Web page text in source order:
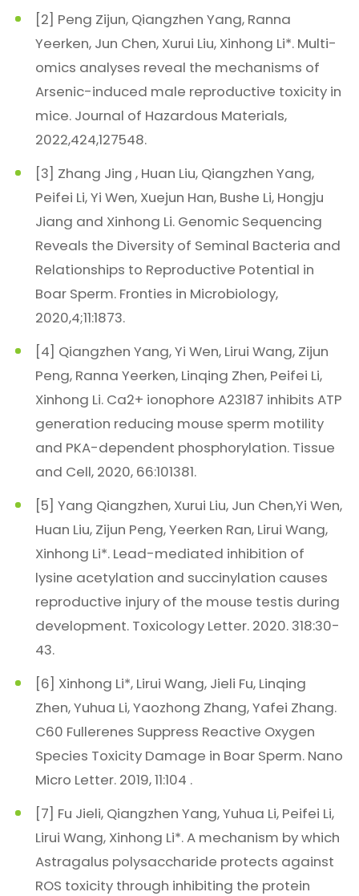
[2] Peng Zijun, Qiangzhen Yang, Ranna
Yeerken, Jun Chen, Xurui Liu, Xinhong Li*. Multi-
omics analyses reveal the mechanisms of
Arsenic-induced male reproductive toxicity in
mice. Journal of Hazardous Materials,
2022,424,127548.
[3] Zhang Jing , Huan Liu, Qiangzhen Yang,
Peifei Li, Yi Wen, Xuejun Han, Bushe Li, Hongju
Jiang and Xinhong Li. Genomic Sequencing
Reveals the Diversity of Seminal Bacteria and
Relationships to Reproductive Potential in
Boar Sperm. Fronties in Microbiology,
2020,4;11:1873.
[4] Qiangzhen Yang, Yi Wen, Lirui Wang, Zijun
Peng, Ranna Yeerken, Linqing Zhen, Peifei Li,
Xinhong Li. Ca2+ ionophore A23187 inhibits ATP
generation reducing mouse sperm motility
and PKA-dependent phosphorylation. Tissue
and Cell, 2020, 66:101381.
[5] Yang Qiangzhen, Xurui Liu, Jun Chen,Yi Wen,
Huan Liu, Zijun Peng, Yeerken Ran, Lirui Wang,
Xinhong Li*. Lead-mediated inhibition of
lysine acetylation and succinylation causes
reproductive injury of the mouse testis during
development. Toxicology Letter. 2020. 318:30-
43.
[6] Xinhong Li*, Lirui Wang, Jieli Fu, Linqing
Zhen, Yuhua Li, Yaozhong Zhang, Yafei Zhang.
C60 Fullerenes Suppress Reactive Oxygen
Species Toxicity Damage in Boar Sperm. Nano
Micro Letter. 2019, 11:104 .
[7] Fu Jieli, Qiangzhen Yang, Yuhua Li, Peifei Li,
Lirui Wang, Xinhong Li*. A mechanism by which
Astragalus polysaccharide protects against
ROS toxicity through inhibiting the protein